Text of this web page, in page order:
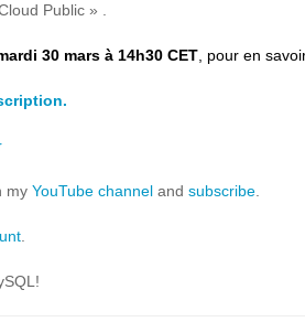
Public » .
30 mars à 14h30 CET , pour en
my YouTube channel and subscribe